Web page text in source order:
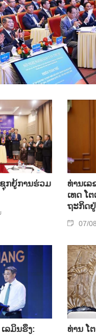
ກ​ຍູ້​ການ​ຮ່ວມ​
ທ່ານ​ເ
ເທດ ໂ
ຖະ​ກິດ​
07/
ລມິນຮຶງ:
ທ່ານ ໂ